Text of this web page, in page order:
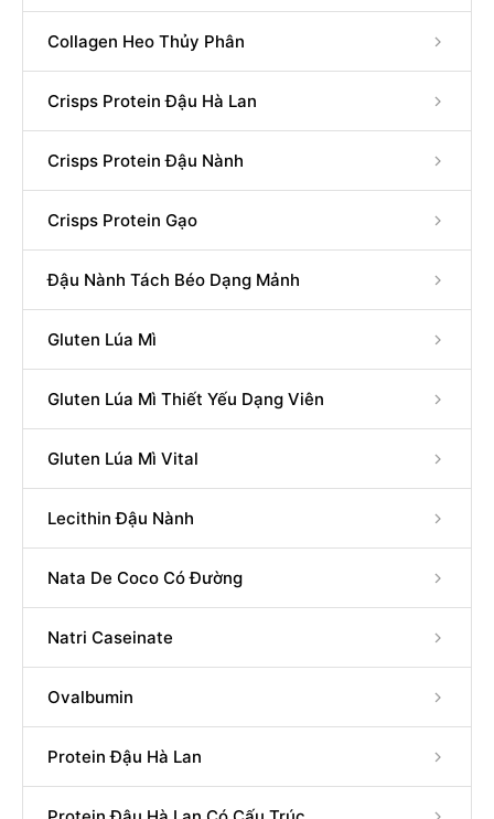
Collagen Heo Thủy Phân
Crisps Protein Đậu Hà Lan
Crisps Protein Đậu Nành
Crisps Protein Gạo
Đậu Nành Tách Béo Dạng Mảnh
Gluten Lúa Mì
Gluten Lúa Mì Thiết Yếu Dạng Viên
Gluten Lúa Mì Vital
Lecithin Đậu Nành
Nata De Coco Có Đường
Natri Caseinate
Ovalbumin
Protein Đậu Hà Lan